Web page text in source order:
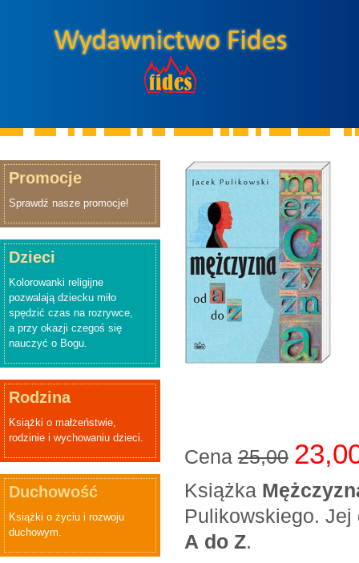
Promocje
Sprawdź nasze promocje!
Dzieci
Kolorowanki religijne
pozwalają dziecku miło
spędzić czas na rozrywce,
a przy okazji czegoś się
nauczyć o Bogu.
Rodzina
Książki o małżeństwie,
rodzinie i wychowaniu dzieci.
Duchowość
Książki o życiu i rozwoju
duchowym.
Cena 25,00
Książka
Pulikowskiego.
A do Z.